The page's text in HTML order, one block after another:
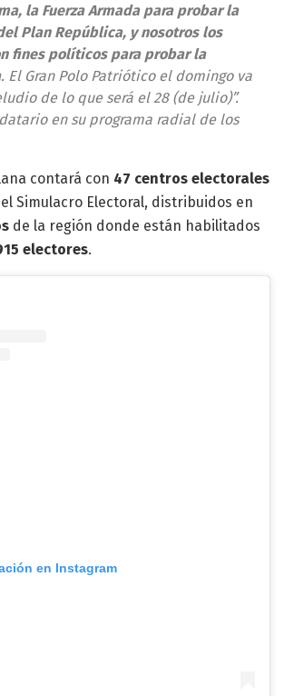
la Fuerza Armada para probar la
Plan República, y nosotros los
fines políticos para probar la
. El Gran Polo Patriótico el domingo va
de lo que será el 28 (de julio)”.
en su programa radial de los
contará con 47 centros electorales
Simulacro Electoral, distribuidos en
de la región donde están habilitados
electores.
en Instagram